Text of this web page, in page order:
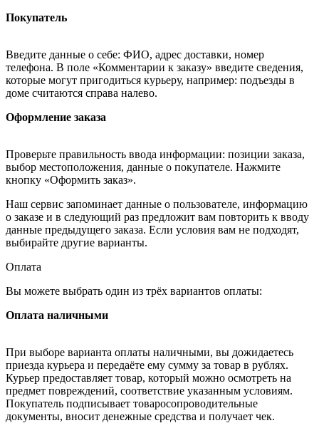
Покупатель
Введите данные о себе: ФИО, адрес доставки, номер
телефона. В поле «Комментарии к заказу» введите сведения,
которые могут пригодиться курьеру, например: подъезды в
доме считаются справа налево.
Оформление заказа
Проверьте правильность ввода информации: позиции заказа,
выбор местоположения, данные о покупателе. Нажмите
кнопку «Оформить заказ».
Наш сервис запоминает данные о пользователе, информацию
о заказе и в следующий раз предложит вам повторить к вводу
данные предыдущего заказа. Если условия вам не подходят,
выбирайте другие варианты.
Оплата
Вы можете выбрать один из трёх вариантов оплаты:
Оплата наличными
При выборе варианта оплаты наличными, вы дожидаетесь
приезда курьера и передаёте ему сумму за товар в рублях.
Курьер предоставляет товар, который можно осмотреть на
предмет повреждений, соответствие указанным условиям.
Покупатель подписывает товаросопроводительные
документы, вносит денежные средства и получает чек.